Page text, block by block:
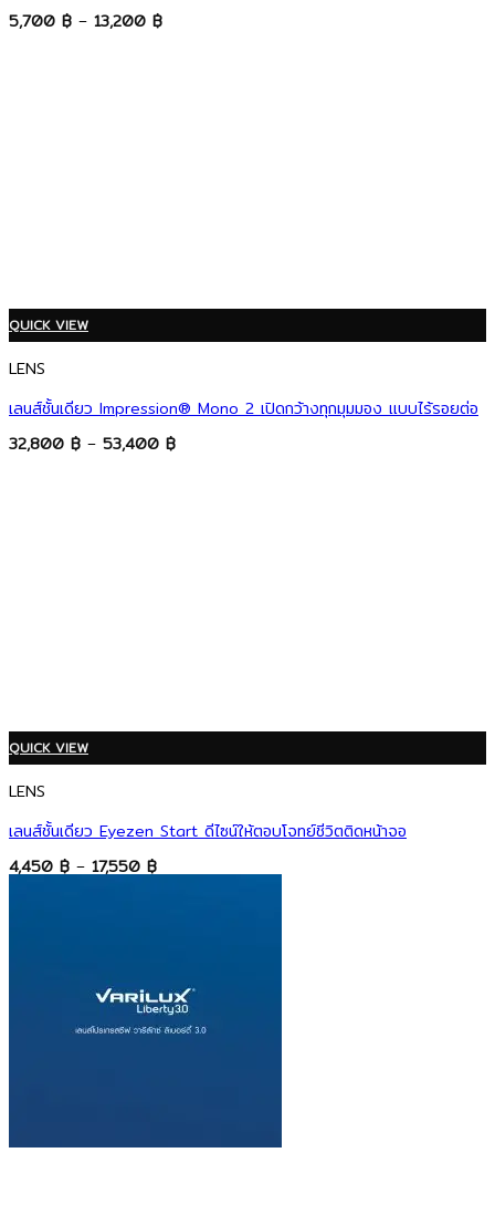
5,700 ฿ – 13,200 ฿Price
QUICK VIEW
LENS
เลนส์ชั้นเดียว Impression® Mono 2 เปิดกว้างทุกมุมมอง แบบไร้รอยต่อ
32,800 ฿ – 53,400 ฿Price
QUICK VIEW
LENS
เลนส์ชั้นเดียว Eyezen Start ดีไซน์ให้ตอบโจทย์ชีวิตติดหน้าจอ
4,450 ฿ – 17,550 ฿Price
range: